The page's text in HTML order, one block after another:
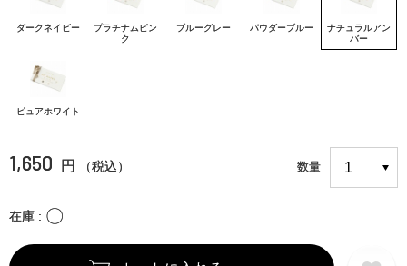
ダークネイビー
プラチナムピン
ク
ブルーグレー パウダーブルー
ナチュラルアン
バー
ピュアホワイト
1,650 円 （税込） 数量
在庫 〇